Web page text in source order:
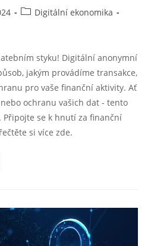
Digitální ekonomika
styku! Digitální anonymní
jakým provádíme transakce,
pro vaše finanční aktivity. Ať
ochranu vašich dat - tento
se k hnutí za finanční
si více zde.